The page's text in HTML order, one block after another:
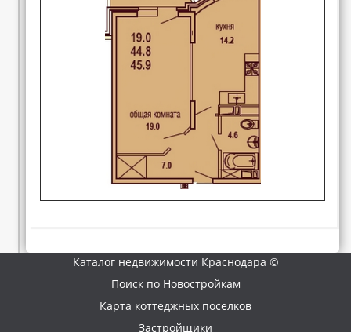
Каталог недвижимости Краснодара ©
Поиск по Новостройкам
Карта коттеджных поселков
Застройщики